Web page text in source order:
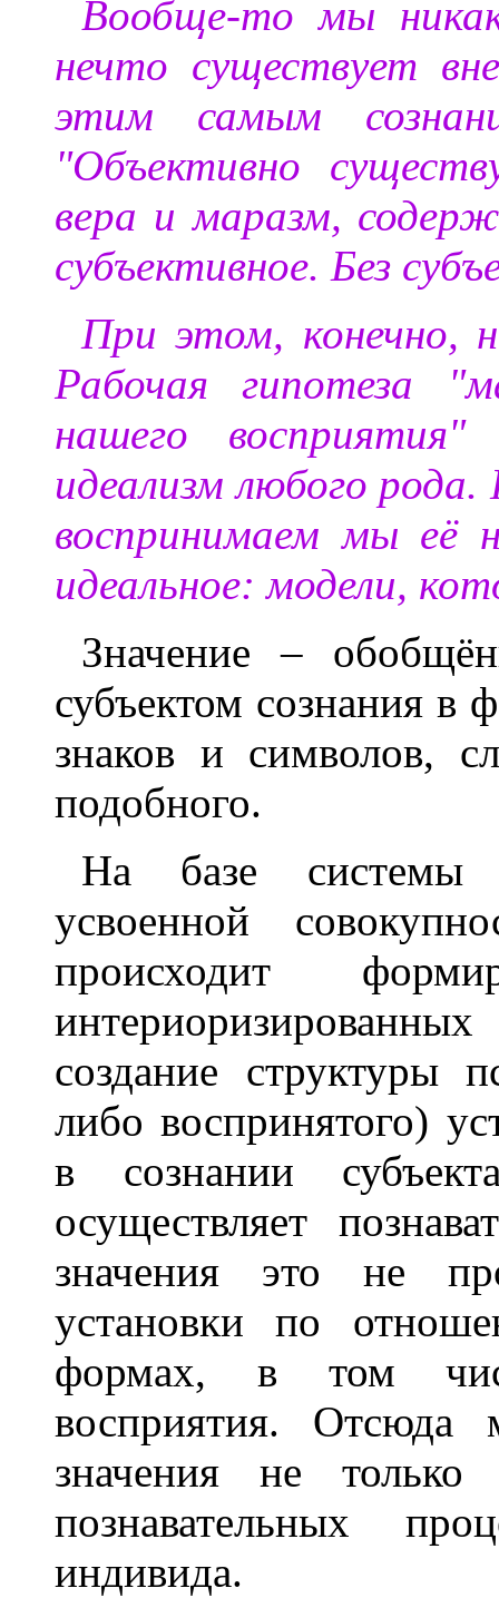
Вообще-то мы
нечто существует
этим самым
"Объективно
вера и маразм,
субъективное. Без
При этом, конечно,
Рабочая гипотеза
нашего
идеализм любого
воспринимаем мы её
идеальное: модели,
Значение –
субъектом сознания в
знаков и символов,
подобного.
На базе системы
усвоенной
происходит
создание структуры
либо воспринятого)
в сознании
осуществляет
значения это не
установки по
формах, в том
восприятия. Отсюда
значения не только
познавательных
индивида.